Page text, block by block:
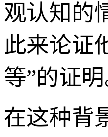
观认知的
此来论证
等”的证明
在这种背